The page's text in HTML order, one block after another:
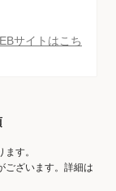
サイトはこち
す。
ございます。詳細は